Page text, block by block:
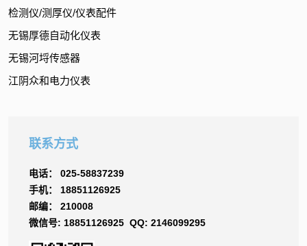
检测仪/测厚仪/仪表配件
无锡厚德自动化仪表
无锡河埒传感器
江阴众和电力仪表
联系方式
电话： 025-58837239
手机： 18851126925
邮编： 210008
微信号: 18851126925 QQ: 2146099295